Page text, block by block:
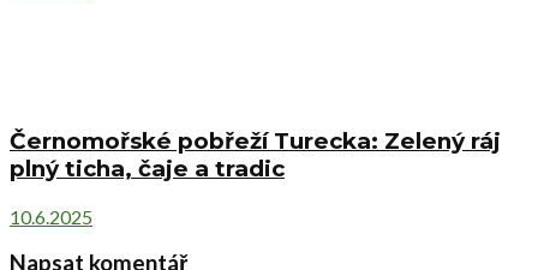
Černomořské pobřeží Turecka: Zelený ráj
plný ticha, čaje a tradic
10.6.2025
Napsat komentář